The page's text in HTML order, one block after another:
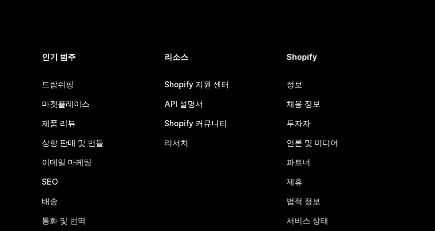
인기 범주
드랍쉬핑
마켓플레이스
제품 리뷰
상향 판매 및 번들
이메일 마케팅
SEO
배송
통화 및 번역
리소스
Shopify 지원 센터
API 설명서
Shopify 커뮤니티
리서치
Shopify
정보
채용 정보
투자자
언론 및 미디어
파트너
제휴
법적 정보
서비스 상태